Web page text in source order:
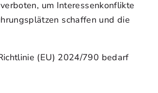
um Interessenkonflikte
schaffen und die
(EU) 2024/790 bedarf